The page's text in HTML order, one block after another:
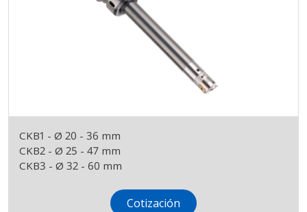
CKB1 - Ø 20 - 36 mm
CKB2 - Ø 25 - 47 mm
CKB3 - Ø 32 - 60 mm
Cotización